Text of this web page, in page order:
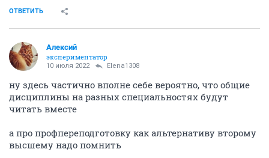
ОТВЕТИТЬ
Алексий
экспериментатор
10 июля 2022 Elena1308
ну здесь частично вполне себе вероятно, что общие
дисциплины на разных специальностях будут
читать вместе
а про профпереподготовку как альтернативу второму
высшему надо помнить